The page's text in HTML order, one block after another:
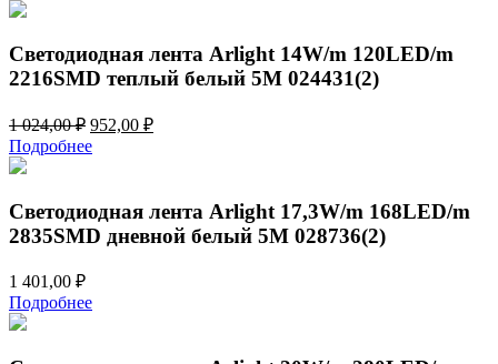
Светодиодная лента Arlight 14W/m 120LED/m
2216SMD теплый белый 5M 024431(2)
1 024,00₽ Первоначальная
цена
составляла
952,00 ₽Текущая
Подробнее
Светодиодная лента Arlight 17,3W/m 168LED/m
2835SMD дневной белый 5M 028736(2)
1 401,00 ₽
Подробнее